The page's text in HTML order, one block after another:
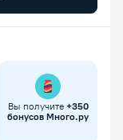
Вы получите +350
бонусов Много.ру